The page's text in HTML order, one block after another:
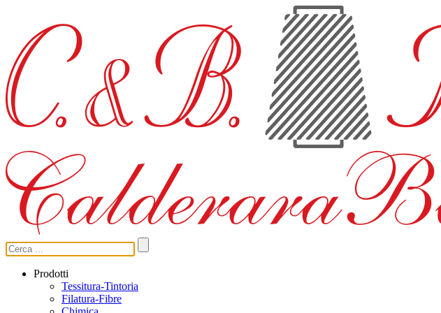
Prodotti
Tessitura-Tintoria
Filatura-Fibre